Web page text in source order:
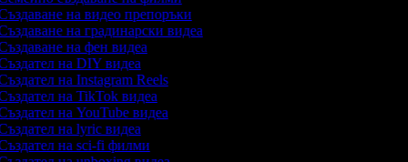
на видео препоръки
на градинарски видеа
на фен видеа
на DIY видеа
на Instagram Reels
на TikTok видеа
на YouTube видеа
на lyric видеа
на sci-fi филми